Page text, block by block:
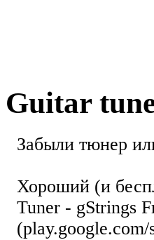
Guitar
Забыли тюнер
Хороший (и
Tuner - gStrings